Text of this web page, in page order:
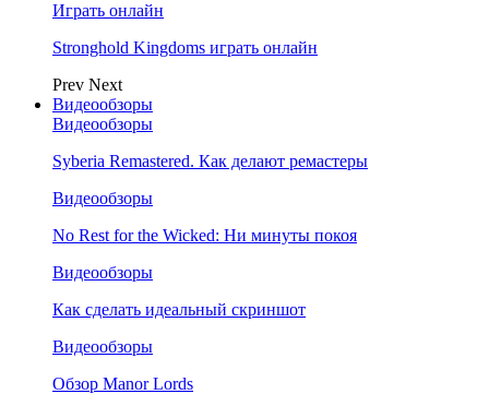
Играть онлайн
Stronghold Kingdoms играть онлайн
Prev Next
Видеообзоры
Видеообзоры
Syberia Remastered. Как делают ремастеры
Видеообзоры
No Rest for the Wicked: Ни минуты покоя
Видеообзоры
Как сделать идеальный скриншот
Видеообзоры
Обзор Manor Lords